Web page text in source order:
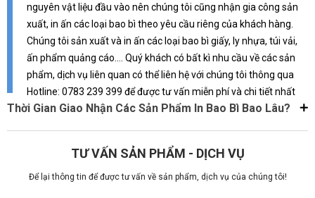
nguyên vật liệu đầu vào nên chúng tôi cũng nhận gia công sản
xuất, in ấn các loại bao bì theo yêu cầu riêng của khách hàng.
Chúng tôi sản xuất và in ấn các loại bao bì giấy, ly nhựa, túi vải,
ấn phẩm quảng cáo.... Quý khách có bất kì nhu cầu về các sản
phẩm, dịch vụ liên quan có thể liên hệ với chúng tôi thông qua
Hotline: 0783 239 399 để được tư vấn miễn phí và chi tiết nhất
Thời Gian Giao Nhận Các Sản Phẩm In Bao Bì Bao Lâu?
TƯ VẤN SẢN PHẨM - DỊCH VỤ
Để lại thông tin để được tư vấn về sản phẩm, dịch vụ của chúng tôi!